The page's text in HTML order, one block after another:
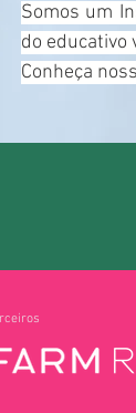
Somos um
do
Conheça